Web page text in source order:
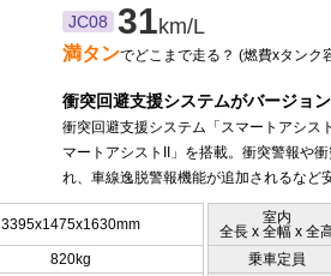
JC08 31km/L
満タンでどこまで走る？ (燃費xタンク
衝突回避支援システムがバージョ
衝突回避支援システム「スマートアシス
マートアシストII」を搭載。衝突警報や
れ、車線逸脱警報機能が追加されるなど
3395x1475x1630mm
室内
全長 x 全幅 x 全
820kg 乗車定員